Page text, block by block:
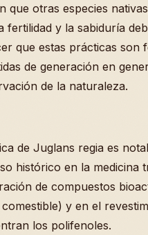
que otras especies
fertilidad y la sabiduría
que estas prácticas son
de generación en
de la naturaleza.
de Juglans regia es
histórico en la medicina
de compuestos
y en el
los polifenoles.